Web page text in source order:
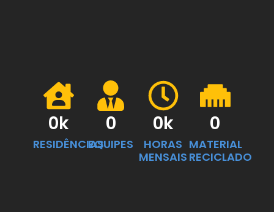
0k
RESIDÊNCIAS
0
EQUIPES
0k
HORAS
MENSAIS
0
MATERIAL
RECICLADO